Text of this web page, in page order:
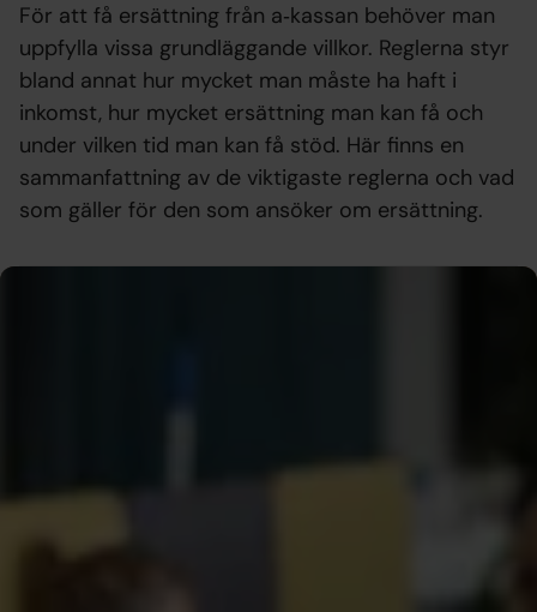
För att få ersättning från a‑kassan behöver man
uppfylla vissa grundläggande villkor. Reglerna styr
bland annat hur mycket man måste ha haft i
inkomst, hur mycket ersättning man kan få och
under vilken tid man kan få stöd. Här finns en
sammanfattning av de viktigaste reglerna och vad
som gäller för den som ansöker om ersättning.
det du behöver. Oavsett om du ska ansöka om
ersättning, fylla i månadsansökan eller vill förstå vad